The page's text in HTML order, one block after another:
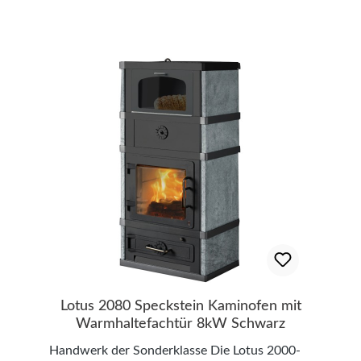
Bitte beachten Sie, dass je nach Abstand oder
Standort Ihrer Feuerstätte zum Schornstein
noch eventuell ein Winkel oder eine
Verlängerung zusätzlich bestellt werden
müssen. Rauchrohrset, bestehend aus einem
zweimal abgewinkelten 90° Rohr mit
Drosselklappe und Reinigungsverschluß. Höhe
700 mm x Tiefe 450 mm. Wandrosette starr
mit 70 mm Rand, doppelter Mauermuffe. Im
Set enthalten sind: Ein doppeltes Wandfutter
zum Dehnungsausgleich und rauchgasdichten
Aufnahme des Rohres, das Wandfutter wird in
die Schornsteinwange eingemauert. Ein
zweimal abgewinkelten 90° Rohr mit
Verbindung der Feuerstätte mit dem
Lotus 2080 Speckstein Kaminofen mit
Warmhaltefachtür 8kW Schwarz
Handwerk der Sonderklasse Die Lotus 2000-